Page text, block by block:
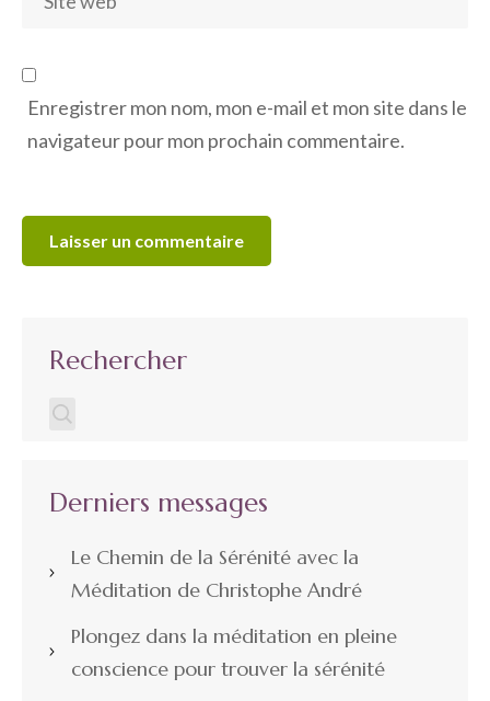
Enregistrer mon nom, mon e-mail et mon site dans le
navigateur pour mon prochain commentaire.
Rechercher
Derniers messages
Le Chemin de la Sérénité avec la
Méditation de Christophe André
Plongez dans la méditation en pleine
conscience pour trouver la sérénité